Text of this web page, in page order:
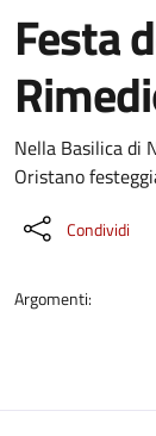
Festa
Nella Basilica di
Oristano
Condividi
Argomenti: